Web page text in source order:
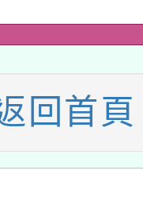
學校輔導
實施計畫
度閱讀
業研習
工智慧
師名單
教學軟體
回首頁